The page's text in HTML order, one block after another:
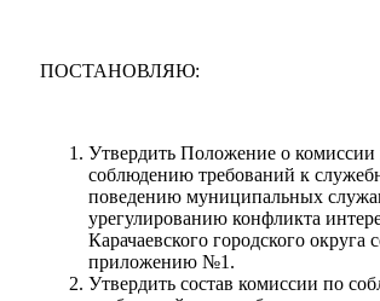
ПОСТАНОВЛЯЮ:
Утвердить Положение о комиссии
соблюдению требований к
поведению муниципальных
урегулированию конфликта
Карачаевского городского округа
приложению №1.
Утвердить состав комиссии по